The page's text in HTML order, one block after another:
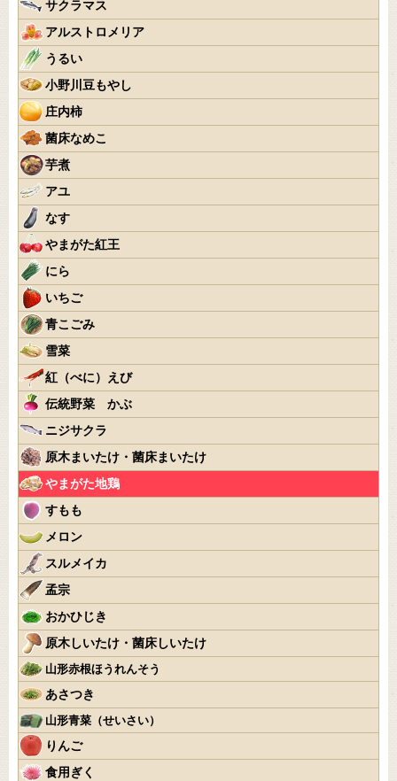
サクラマス
アルストロメリア
うるい
小野川豆もやし
庄内柿
菌床なめこ
芋煮
アユ
なす
やまがた紅王
にら
いちご
青こごみ
雪菜
紅（べに）えび
伝統野菜 かぶ
ニジサクラ
原木まいたけ・菌床まいたけ
やまがた地鶏
すもも
メロン
スルメイカ
孟宗
おかひじき
原木しいたけ・菌床しいたけ
山形赤根ほうれんそう
あさつき
山形青菜（せいさい）
りんご
食用ぎく